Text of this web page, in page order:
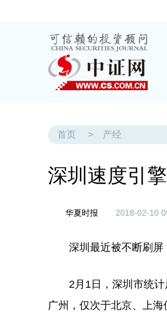
首页 > 产经
深圳速度引
华夏时报 2018-02-10
深圳最近被不断刷屏，
2月1日，深圳市统计
广州，仅次于北京、上